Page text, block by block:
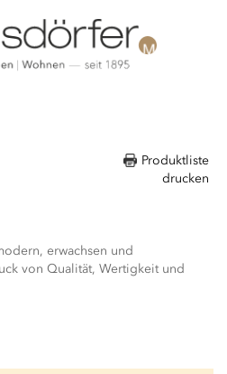
Produktliste
drucken
erwachsen und
von Qualität, Wertigkeit und